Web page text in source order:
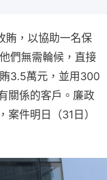
賄，以協助一名保
們無需輪候，直接
3.5萬元，並用300
關係的客戶。廉政
件明日（31日）